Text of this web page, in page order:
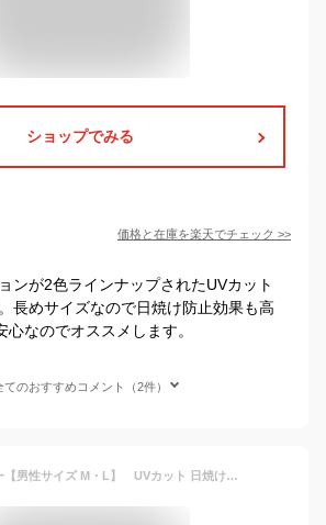
ショップでみる
価格と在庫を楽天でチェック >>
ンが2色ラインナップされたUVカット
長めサイズなので日焼け防止効果も高
心なのでオススメします。
てのおすすめコメント（2件）
★ハンドカバー【男性サイズ M・L】 UVカット 日焼け防止 手 釣り ウェア 夏 アームカバー 手袋 メンズ ブラック UV対策 紫外線対策 暑さ対策 自転車